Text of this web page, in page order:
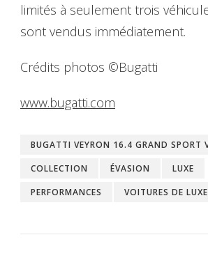
limités à seulement trois
sont vendus immédiatement.
Crédits photos ©Bugatti
www.bugatti.com
BUGATTI VEYRON 16.4 GRAND SPORT
COLLECTION
ÉVASION
LUXE
PERFORMANCES
VOITURES DE LUXE